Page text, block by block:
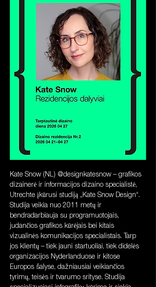
Kate Snow (NL) @designkatesnow – grafikos
dizainerė ir informacijos dizaino specialistė,
Utrechte įkūrusi studiją „Kate Snow Design“.
Studija veikia nuo 2011 metų ir
bendradarbiauja su programuotojais,
judančios grafikos kūrėjais bei kitais
vizualinės komunikacijos specialistais. Tarp
jos klientų – tiek jauni startuoliai, tiek didelės
organizacijos Nyderlanduose ir kitose
Europos šalyse, dažniausiai veikiančios
tyrimų, teisės ir tvarumo srityse. Studija